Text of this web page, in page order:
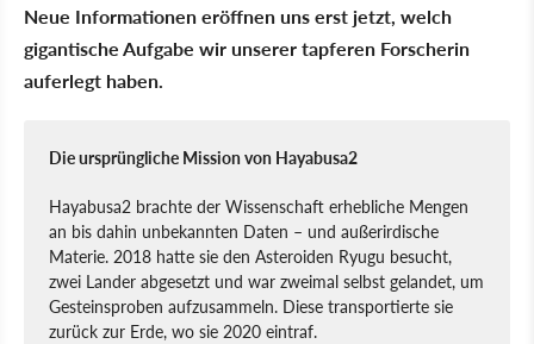
Neue Informationen eröffnen uns erst jetzt, welch
gigantische Aufgabe wir unserer tapferen Forscherin
auferlegt haben.
Die ursprüngliche Mission von Hayabusa2
Hayabusa2 brachte der Wissenschaft erhebliche Mengen
an bis dahin unbekannten Daten – und außerirdische
Materie. 2018 hatte sie den Asteroiden Ryugu besucht,
zwei Lander abgesetzt und war zweimal selbst gelandet, um
Gesteinsproben aufzusammeln. Diese transportierte sie
zurück zur Erde, wo sie 2020 eintraf.